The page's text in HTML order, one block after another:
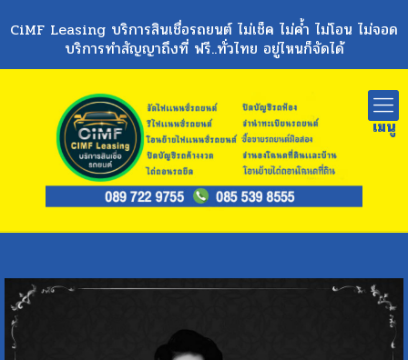
CiMF Leasing บริการสินเชื่อรถยนต์ ไม่เช็ค ไม่ค้ำ ไม่โอน ไม่จอด
บริการทำสัญญาถึงที่ ฟรี..ทั่วไทย อยู่ไหนก็จัดได้